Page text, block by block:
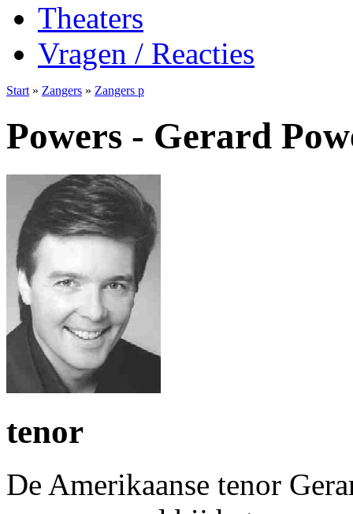
Theaters
Vragen / Reacties
Start » Zangers » Zangers p
Powers - Gerard
tenor
De Amerikaanse tenor